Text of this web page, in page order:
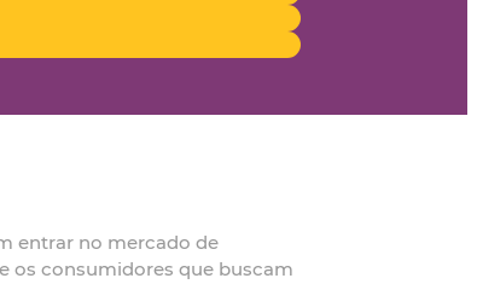
entrar no mercado de
os consumidores que buscam